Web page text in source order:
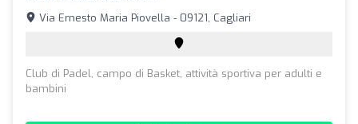
Via Ernesto Maria Piovella - 09121, Cagliari
Club di Padel, campo di Basket, attività sportiva per adulti e
bambini